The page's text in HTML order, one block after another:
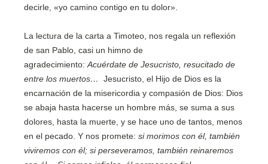
decirle, «yo camino contigo en tu dolor».
La lectura de la carta a Timoteo, nos regala un reflexión
de san Pablo, casi un himno de
agradecimiento: Acuérdate de Jesucristo, resucitado de
entre los muertos…
Jesucristo, el Hijo de Dios es la
encarnación de la misericordia y compasión de Dios: Dios
se abaja hasta hacerse un hombre más, se suma a sus
dolores, hasta la muerte, y se hace uno de tantos, menos
en el pecado. Y nos promete: si morimos con él, también
viviremos con él; si perseveramos, también reinaremos